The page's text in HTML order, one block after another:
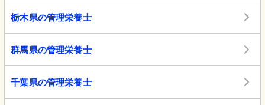
栃木県の管理栄養士
群馬県の管理栄養士
千葉県の管理栄養士